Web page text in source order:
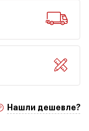
Нашли дешевле?